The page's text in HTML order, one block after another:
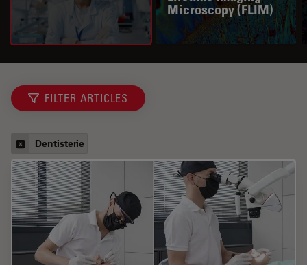
Microscopy (FLIM)
FILTER ARTICLES
Dentisterie